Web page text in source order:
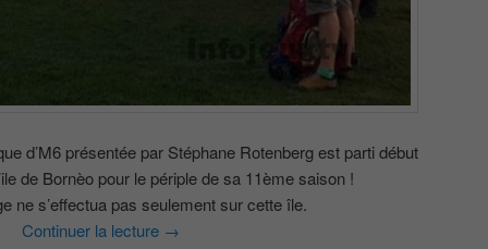
d’M6 présentée par Stéphane Rotenberg est parti début
de Bornèo pour le périple de sa 11ème saison !
ne s’effectua pas seulement sur cette île.
Continuer la lecture →